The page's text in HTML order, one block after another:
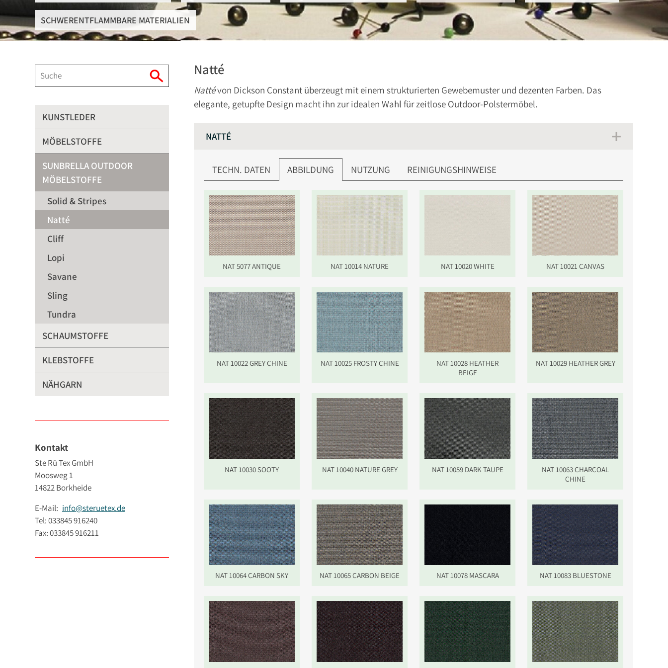
SCHWERENTFLAMMBARE MATERIALIEN
Natté
Nattévon Dickson Constant überzeugt mit einem strukturierten Gewebemuster und dezenten Farben. Das
elegante, getupfte Design macht ihn zur idealen Wahl für zeitlose Outdoor-Polstermöbel.
NATTÉ
TECHN. DATEN ABBILDUNG NUTZUNG REINIGUNGSHINWEISE
NAT 5077 ANTIQUE NAT 10014 NATURE NAT 10020 WHITE NAT 10021 CANVAS
NAT 10022 GREY CHINE NAT 10025 FROSTY CHINE
NAT 10028 HEATHER
BEIGE
NAT 10029 HEATHER GREY
NAT 10030 SOOTY NAT 10040 NATURE GREY NAT 10059 DARK TAUPE
NAT 10063 CHARCOAL
CHINE
NAT 10064 CARBON SKY NAT 10065 CARBON BEIGE NAT 10078 MASCARA NAT 10083 BLUESTONE
KUNSTLEDER
MÖBELSTOFFE
SUNBRELLA OUTDOOR
MÖBELSTOFFE
Solid & Stripes
Natté
Cliff
Lopi
Savane
Sling
Tundra
SCHAUMSTOFFE
KLEBSTOFFE
NÄHGARN
Kontakt
Ste Rü Tex GmbH
Moosweg 1
14822 Borkheide
E-Mail: info@steruetex.de
Tel: 033845 916240
Fax: 033845 916211